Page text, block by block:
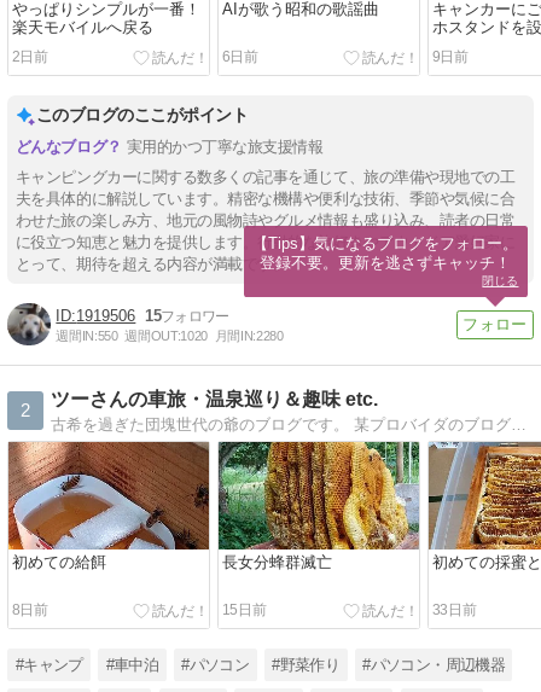
やっぱりシンプルが一番！
楽天モバイルへ戻る
2日前
AIが歌う昭和の歌謡曲
6日前
キャンカーに
ホスタンドを
9日前
このブログのここがポイント
実用的かつ丁寧な旅支援情報
キャンピングカーに関する数多くの記事を通じて、旅の準備や現地での工
夫を具体的に解説しています。精密な機構や便利な技術、季節や気候に合
わせた旅の楽しみ方、地元の風物詩やグルメ情報も盛り込み、読者の日常
に役立つ知恵と魅力を提供します。行動的な旅好きやアウトドア愛好家に
とって、期待を超える内容が満載です。
1919506 15
週間IN:550 週間OUT:1020 月間IN:2280
2
ツーさんの車旅・温泉巡り＆趣味 etc.
古希を過ぎた団塊世代の爺のブログです。 某プロバイダのブログ容量貸しの終了に伴い、過去の記事を残したくて引っ越ししてきました。 現在の記事もアップしています。
初めての給餌
8日前
長女分蜂群滅亡
15日前
初めての採蜜
33日前
#キャンプ #車中泊 #パソコン #野菜作り #パソコン・周辺機器
【Tips】気になるブログをフォロー。
登録不要。更新を逃さずキャッチ！
閉じる